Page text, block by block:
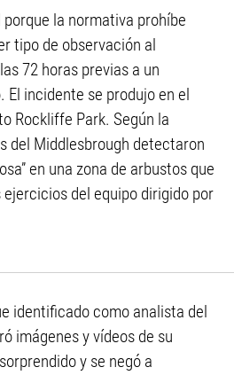
la normativa prohíbe
tipo de observación al
72 horas previas a un
incidente se produjo en el
Rockliffe Park. Según la
del Middlesbrough detectaron
en una zona de arbustos que
del equipo dirigido por
identificado como analista del
imágenes y vídeos de su
y se negó a